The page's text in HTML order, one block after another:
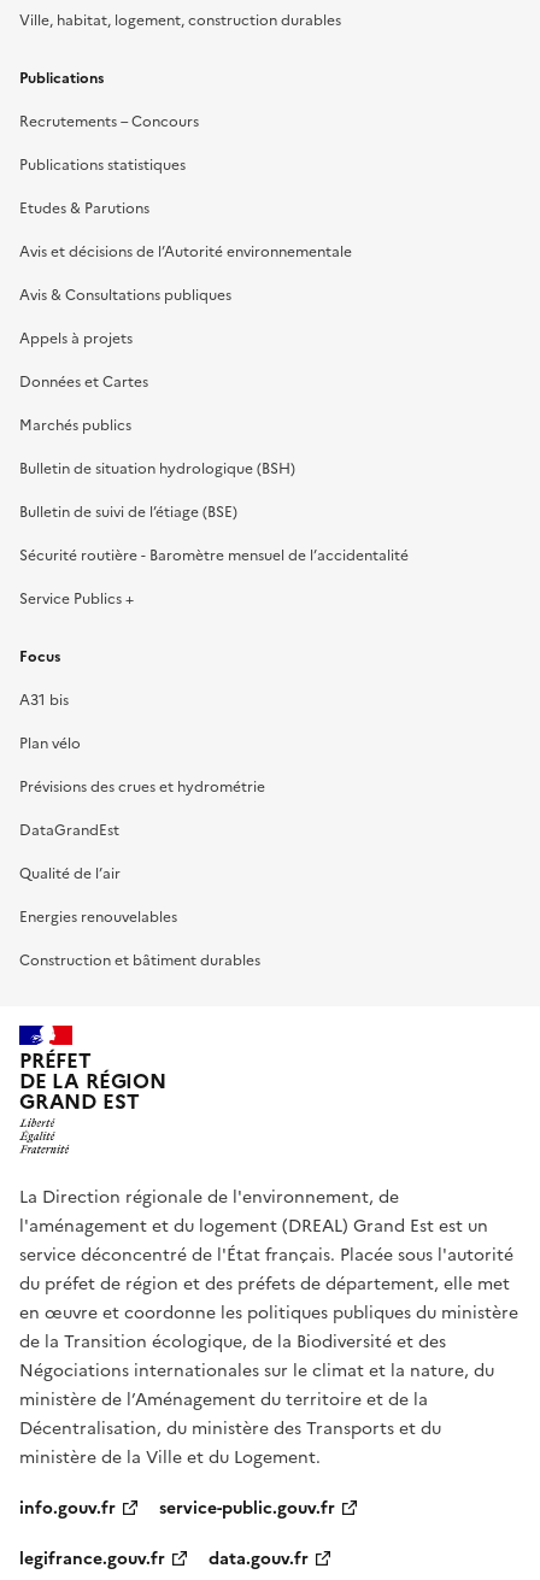
Ville, habitat, logement, construction durables
Publications
Recrutements – Concours
Publications statistiques
Etudes & Parutions
Avis et décisions de l’Autorité environnementale
Avis & Consultations publiques
Appels à projets
Données et Cartes
Marchés publics
Bulletin de situation hydrologique (BSH)
Bulletin de suivi de l’étiage (BSE)
Sécurité routière - Baromètre mensuel de l’accidentalité
Service Publics +
Focus
A31 bis
Plan vélo
Prévisions des crues et hydrométrie
DataGrandEst
Qualité de l’air
Energies renouvelables
Construction et bâtiment durables
PRÉFET
DE LA RÉGION
GRAND EST
La Direction régionale de l'environnement, de
l'aménagement et du logement (DREAL) Grand Est est un
service déconcentré de l'État français. Placée sous l'autorité
du préfet de région et des préfets de département, elle met
en œuvre et coordonne les politiques publiques du ministère
de la Transition écologique, de la Biodiversité et des
Négociations internationales sur le climat et la nature, du
ministère de l’Aménagement du territoire et de la
Décentralisation, du ministère des Transports et du
ministère de la Ville et du Logement.
info.gouv.fr
service-public.gouv.fr
legifrance.gouv.fr
data.gouv.fr